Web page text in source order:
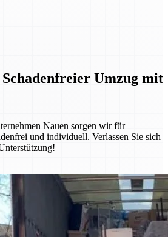
Umzug mit
Nauen sorgen wir für
und individuell. Verlassen Sie sich